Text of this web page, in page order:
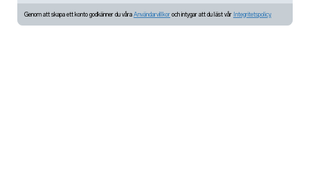
Genom att skapa ett konto godkänner du våra Användarvillkor och intygar att du läst vår Integritetspolicy.